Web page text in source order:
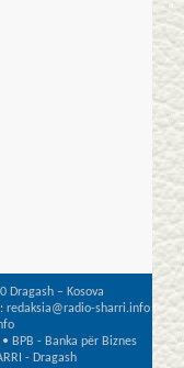
Dragash – Kosova
redaksia@radio-sharri.info
BPB - Banka për Biznes
- Dragash